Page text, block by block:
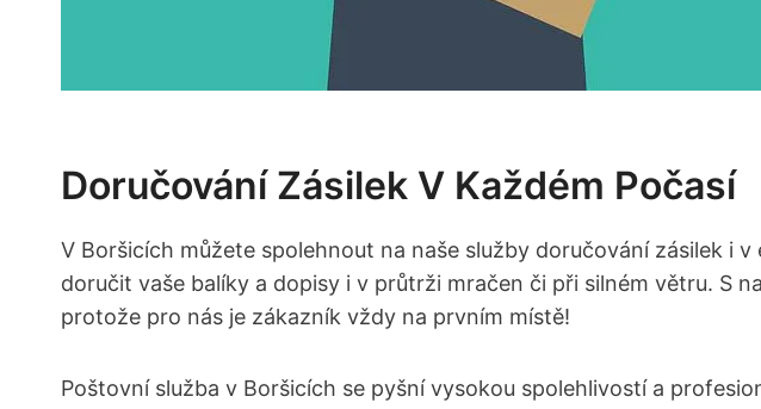
Doručování Zásilek V Každém⁤ Počasí
V Boršicích můžete spolehnout na naše⁣ služby doručování zásilek i
doručit vaše balíky a dopisy i v ⁢průtrži⁢ mračen‌ či při silném větru. S
protože pro nás je zákazník vždy na‍ prvním místě!
Poštovní služba v Boršicích se‍ pyšní vysokou spolehlivostí a